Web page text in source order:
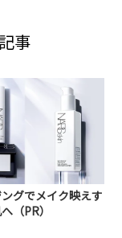
事
グでメイク映えす
（PR）